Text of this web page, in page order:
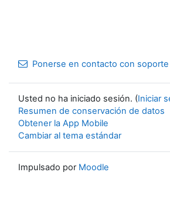
Ponerse en contacto con
Usted no ha iniciado sesión. (Iniciar
Resumen de conservación de datos
Obtener la App Mobile
Cambiar al tema estándar
Impulsado por Moodle